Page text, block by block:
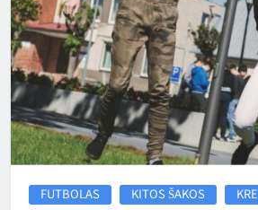
FUTBOLAS KITOS ŠAKOS